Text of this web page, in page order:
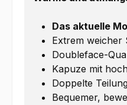
Das aktuelle
Extrem weicher
Doubleface-
Kapuze mit
Doppelte
Bequemer,